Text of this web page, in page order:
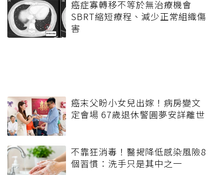
癌症寡轉移不等於無治療機會
SBRT縮短療程、減少正常組織傷
害
癌末父盼小女兒出嫁！病房變文
定會場 67歲退休警圓夢安詳離世
不靠狂消毒！醫揭降低感染風險8
個習慣：洗手只是其中之一